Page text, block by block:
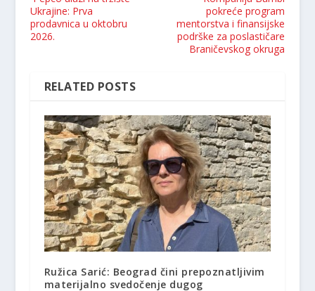
Ukrajine: Prva
prodavnica u oktobru
2026.
pokreće program
mentorstva i finansijske
podrške za poslastičare
Braničevskog okruga
RELATED POSTS
Ružica Sarić: Beograd čini prepoznatljivim
materijalno svedočenje dugog